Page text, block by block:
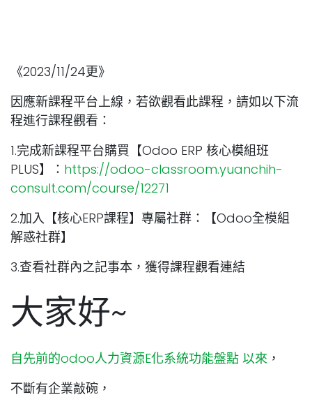
《2023/11/24更》
因應新課程平台上線，若欲觀看此課程，請如以下流
程進行課程觀看：
1.完成新課程平台購買【Odoo ERP 核心模組班
PLUS】： https://odoo-classroom.yuanchih-
consult.com/course/12271
2.加入【核心ERP課程】專屬社群：【Odoo全模組
解惑社群】
3.查看社群內之記事本，獲得課程觀看連結
大家好~
自先前的odoo人力資源E化系統功能盤點 以來 ，
不斷有企業敲碗，